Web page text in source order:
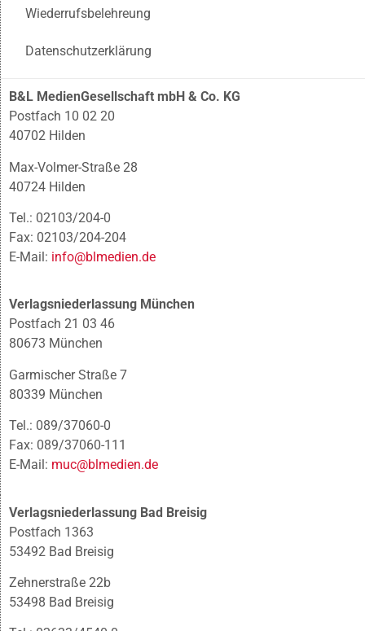
Wiederrufsbelehreung
Datenschutzerklärung
B&L MedienGesellschaft mbH & Co. KG
Postfach 10 02 20
40702 Hilden
Max-Volmer-Straße 28
40724 Hilden
Tel.: 02103/204-0
Fax: 02103/204-204
E-Mail: info@blmedien.de
Verlagsniederlassung München
Postfach 21 03 46
80673 München
Garmischer Straße 7
80339 München
Tel.: 089/37060-0
Fax: 089/37060-111
E-Mail: muc@blmedien.de
Verlagsniederlassung Bad Breisig
Postfach 1363
53492 Bad Breisig
Zehnerstraße 22b
53498 Bad Breisig